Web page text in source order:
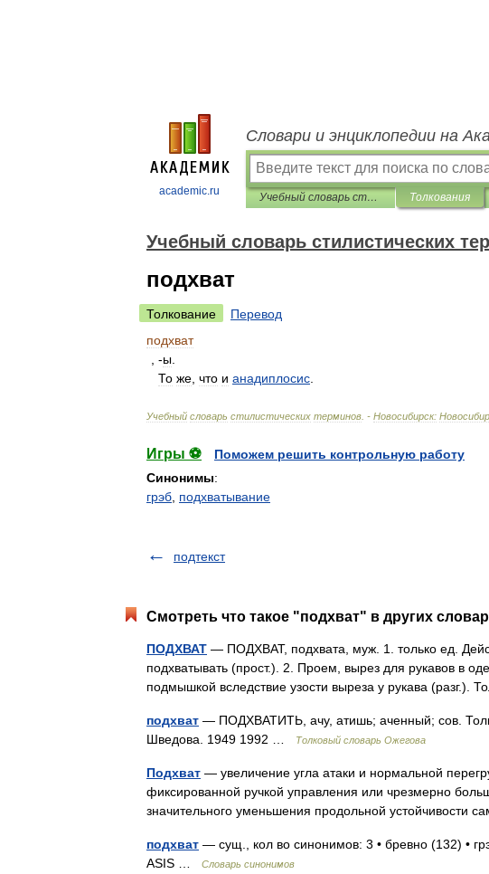
academic.ru
Словари и энциклопедии на
Учебный словарь стилистических терминов Толкования
Учебный словарь стилистических
подхват
Толкование
Перевод
подхват
, -ы
То же что и анадиплосис
Учебный словарь стилистических терминов . - Новосибирск:
Игры ⚽
Поможем решить контрольную работу
Синонимы:
грэб подхватывание
подтекст
Смотреть что такое "подхват" в других
ПОДХВАТ — ПОДХВАТ, подхвата, муж. 1. только ед.
подхватывать (прост.). 2. Проем, вырез для рукавов в
подмышкой вследствие узости выреза у рукава (разг.).
подхват — ПОДХВАТИТЬ, ачу, атишь; аченный; сов.
Шведова. 1949 1992 …
Толковый словарь Ожегова
Подхват — увеличение угла атаки и нормальной
фиксированной ручкой управления или чрезмерно
значительного уменьшения продольной устойчивости
подхват — сущ., кол во синонимов: 3 • бревно (132) •
ASIS …
Словарь синонимов